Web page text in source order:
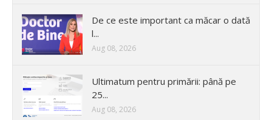
De ce este important ca măcar o dată
l...
Aug 08, 2026
Ultimatum pentru primării: până pe
25...
Aug 08, 2026